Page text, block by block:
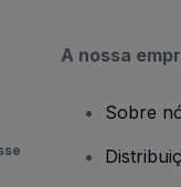
A nossa
Sobre